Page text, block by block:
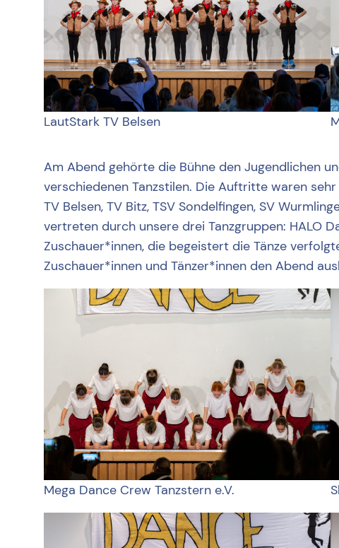
LautStark TV Belsen
Am Abend gehörte die Bühne den Jugendlichen
verschiedenen Tanzstilen. Die Auftritte waren
TV Belsen, TV Bitz, TSV Sondelfingen, SV
vertreten durch unsere drei Tanzgruppen: HALO
Zuschauer*innen, die begeistert die Tänze
Zuschauer*innen und Tänzer*innen den Abend
Mega Dance Crew Tanzstern e.V.